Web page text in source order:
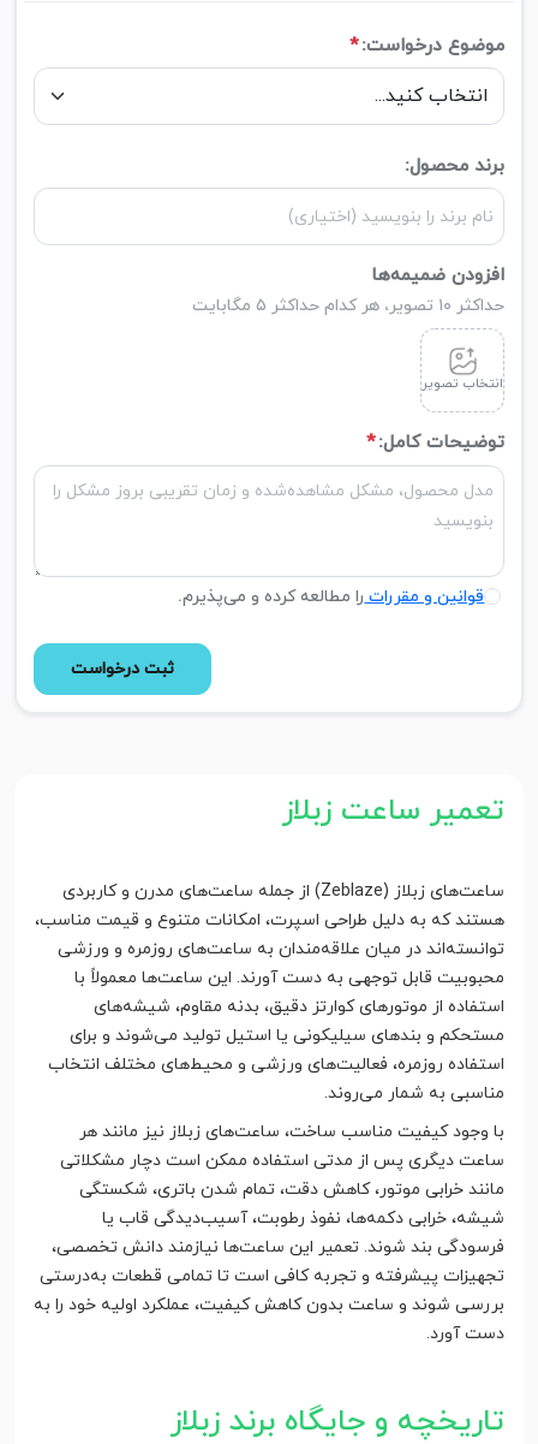
موضوع درخواست:*
برند محصول:
افزودن ضمیمه‌ها
حداکثر ۱۰ تصویر، هر کدام حداکثر ۵ مگابایت
انتخاب تصویر
توضیحات کامل:*
قوانین و مقرراترا مطالعه کرده و می‌پذیرم.
ثبت درخواست
تعمیر ساعت زبلاز
ساعت‌های زبلاز (Zeblaze) از جمله ساعت‌های مدرن و کاربردی
هستند که به دلیل طراحی اسپرت، امکانات متنوع و قیمت مناسب،
توانسته‌اند در میان علاقه‌مندان به ساعت‌های روزمره و ورزشی
محبوبیت قابل توجهی به دست آورند. این ساعت‌ها معمولاً با
استفاده از موتورهای کوارتز دقیق، بدنه مقاوم، شیشه‌های
مستحکم و بندهای سیلیکونی یا استیل تولید می‌شوند و برای
استفاده روزمره، فعالیت‌های ورزشی و محیط‌های مختلف انتخاب
مناسبی به شمار می‌روند.
با وجود کیفیت مناسب ساخت، ساعت‌های زبلاز نیز مانند هر
ساعت دیگری پس از مدتی استفاده ممکن است دچار مشکلاتی
مانند خرابی موتور، کاهش دقت، تمام شدن باتری، شکستگی
شیشه، خرابی دکمه‌ها، نفوذ رطوبت، آسیب‌دیدگی قاب یا
فرسودگی بند شوند. تعمیر این ساعت‌ها نیازمند دانش تخصصی،
تجهیزات پیشرفته و تجربه کافی است تا تمامی قطعات به‌درستی
بررسی شوند و ساعت بدون کاهش کیفیت، عملکرد اولیه خود را به
دست آورد.
تاریخچه و جایگاه برند زبلاز